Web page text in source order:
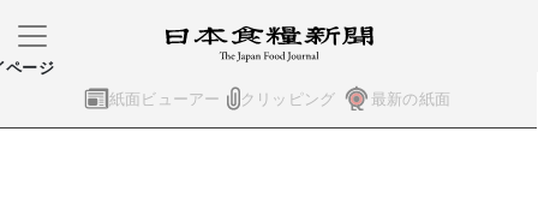
紙面ビューアー クリッピング 最新の紙面
ページ